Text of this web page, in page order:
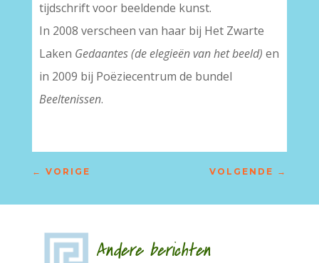
tijdschrift voor beeldende kunst.
In 2008 verscheen van haar bij Het Zwarte
Laken Gedaantes (de elegieën van het beeld) en
in 2009 bij Poëziecentrum de bundel
Beeltenissen.
← VORIGE VOLGENDE →
Andere berichten